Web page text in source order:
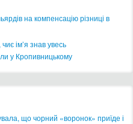
на компенсацію різниці в
ім’я знав увесь
у Кропивницькому
що чорний «воронок» приїде і